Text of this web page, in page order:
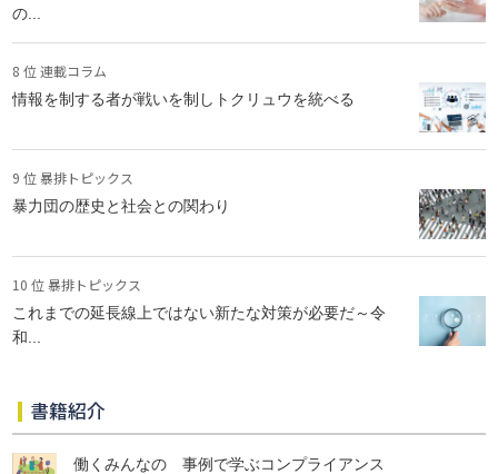
の...
8 位 連載コラム
情報を制する者が戦いを制しトクリュウを統べる
9 位 暴排トピックス
暴力団の歴史と社会との関わり
10 位 暴排トピックス
これまでの延長線上ではない新たな対策が必要だ～令
和...
書籍紹介
働くみんなの 事例で学ぶコンプライアンス